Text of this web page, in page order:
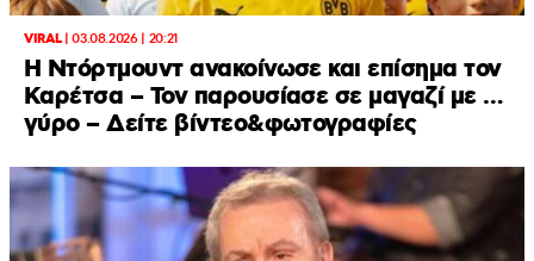
VIRAL|03.08.2026 | 20:21
Η Ντόρτμουντ ανακοίνωσε και επίσημα τον
Καρέτσα – Τον παρουσίασε σε μαγαζί με …
γύρο – Δείτε βίντεο&φωτογραφίες